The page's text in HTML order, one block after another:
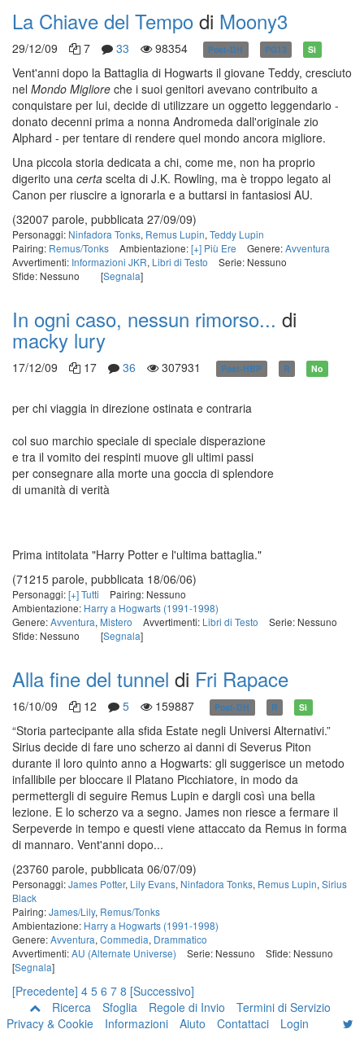
La Chiave del Tempo di Moony3
29/12/09 7 33 98354 Post-DH PG13 Sì
Vent'anni dopo la Battaglia di Hogwarts il giovane Teddy, cresciuto
nel Mondo Migliore che i suoi genitori avevano contribuito a
conquistare per lui, decide di utilizzare un oggetto leggendario -
donato decenni prima a nonna Andromeda dall'originale zio
Alphard - per tentare di rendere quel mondo ancora migliore.
Una piccola storia dedicata a chi, come me, non ha proprio
digerito una certa scelta di J.K. Rowling, ma è troppo legato al
Canon per riuscire a ignorarla e a buttarsi in fantasiosi AU.
(32007 parole, pubblicata 27/09/09)
Personaggi: Ninfadora Tonks, Remus Lupin, Teddy Lupin
Pairing: Remus/Tonks Ambientazione:[+] Più Ere Genere:Avventura
Avvertimenti: Informazioni JKR, Libri di Testo
Serie: Nessuno
Sfide: Nessuno
[Segnala]
In ogni caso, nessun rimorso... di
macky lury
17/12/09 17 36 307931 Post-HBP R No
per chi viaggia in direzione ostinata e contraria
col suo marchio speciale di speciale disperazione
e tra il vomito dei respinti muove gli ultimi passi
per consegnare alla morte una goccia di splendore
di umanità di verità
Prima intitolata "Harry Potter e l'ultima battaglia."
(71215 parole, pubblicata 18/06/06)
Personaggi:[+] Tutti
Pairing: Nessuno
Ambientazione: Harry a Hogwarts (1991-1998)
Genere:Avventura, Mistero Avvertimenti: Libri di Testo
Serie: Nessuno
Sfide: Nessuno
[Segnala]
Alla fine del tunnel di Fri Rapace
16/10/09 12 5 159887 Post-DH R Sì
“Storia partecipante alla sfida Estate negli Universi Alternativi.”
Sirius decide di fare uno scherzo ai danni di Severus Piton
durante il loro quinto anno a Hogwarts: gli suggerisce un metodo
infallibile per bloccare il Platano Picchiatore, in modo da
permettergli di seguire Remus Lupin e dargli così una bella
lezione. E lo scherzo va a segno. James non riesce a fermare il
Serpeverde in tempo e questi viene attaccato da Remus in forma
di mannaro. Vent'anni dopo...
(23760 parole, pubblicata 06/07/09)
Personaggi:James Potter, Lily Evans, Ninfadora Tonks, Remus Lupin, Sirius
Black
Pairing:James/Lily, Remus/Tonks
Ambientazione: Harry a Hogwarts (1991-1998)
Genere:Avventura, Commedia, Drammatico
Avvertimenti:AU (Alternate Universe) Serie: Nessuno
Sfide: Nessuno
[Segnala]
[Precedente] 4 5 6 7 8 [Successivo]
Ricerca
Sfoglia Regole di Invio
Termini di Servizio
Privacy & Cookie
Informazioni Aiuto Contattaci Login